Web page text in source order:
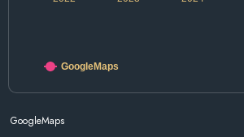
GoogleMaps
GoogleMaps